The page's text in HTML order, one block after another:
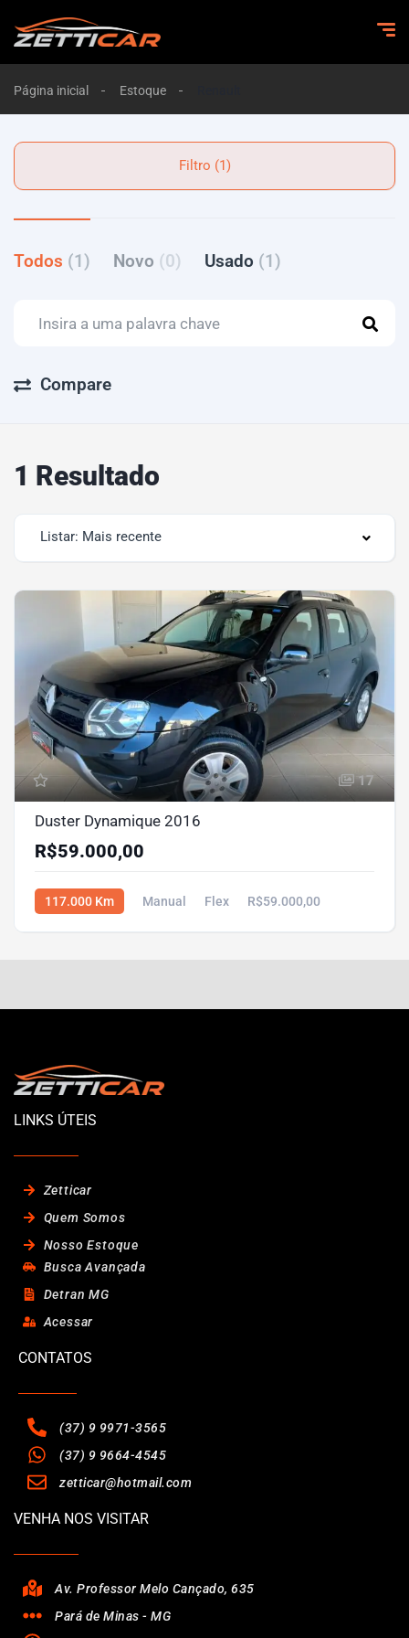
Página inicial Estoque
Filtro (1)
Todos (1) Novo (0) Usado (1)
Compare
1 Resultado
Listar: Mais recente
17
Duster Dynamique 2016
R$59.000,00
117.000 Km Manual Flex R$59.000,00
LINKS ÚTEIS
Zetticar
Quem Somos
Nosso Estoque
Busca Avançada
Detran MG
Acessar
CONTATOS
(37) 9 9971-3565
(37) 9 9664-4545
zetticar@hotmail.com
VENHA NOS VISITAR
Av. Professor Melo Cançado, 635
Pará de Minas - MG